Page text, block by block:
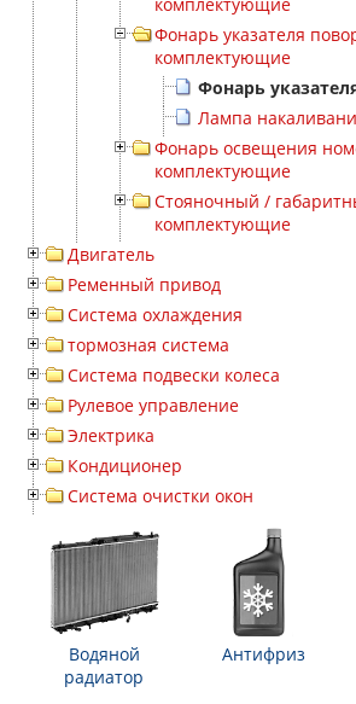
Фонарь указателя
комплектующие
Фонарь
Лампа
Фонарь освещения
комплектующие
Стояночный /
комплектующие
Двигатель
Ременный привод
Система охлаждения
тормозная система
Система подвески колеса
Рулевое управление
Электрика
Кондиционер
Система очистки окон
Водяной
радиатор
Антифриз